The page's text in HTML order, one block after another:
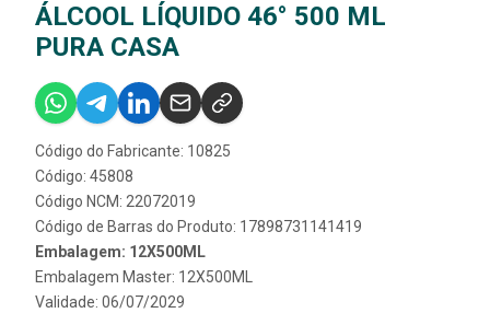
ÁLCOOL LÍQUIDO 46° 500 ML
PURA CASA
Código do Fabricante: 10825
Código: 45808
Código NCM: 22072019
Código de Barras do Produto: 17898731141419
Embalagem: 12X500ML
Embalagem Master: 12X500ML
Validade: 06/07/2029